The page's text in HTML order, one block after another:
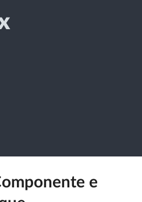
e